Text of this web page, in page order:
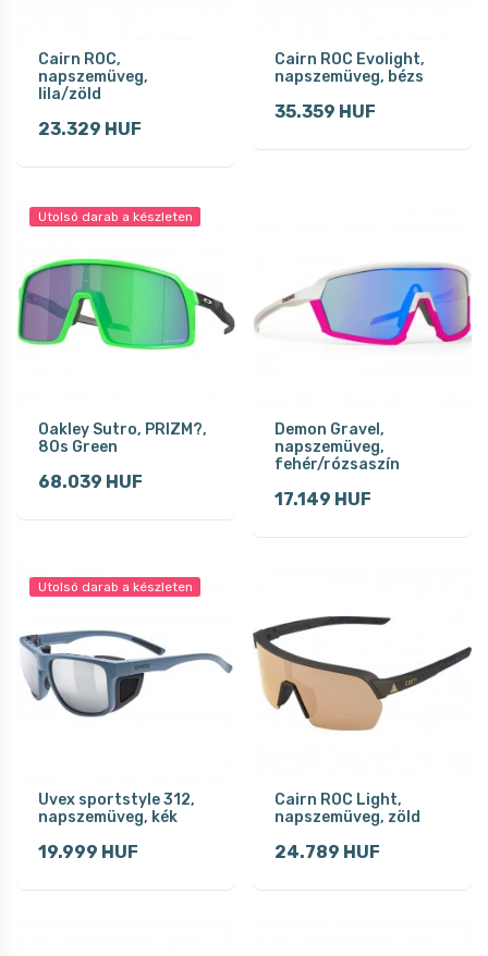
Cairn ROC,
napszemüveg,
lila/zöld
23.329 HUF
Cairn ROC Evolight,
napszemüveg, bézs
35.359 HUF
Utolsó darab a készleten
Oakley Sutro, PRIZM?,
80s Green
68.039 HUF
Demon Gravel,
napszemüveg,
fehér/rózsaszín
17.149 HUF
Utolsó darab a készleten
Uvex sportstyle 312,
napszemüveg, kék
19.999 HUF
Cairn ROC Light,
napszemüveg, zöld
24.789 HUF